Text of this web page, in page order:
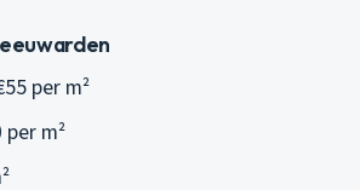
per m²
per m²